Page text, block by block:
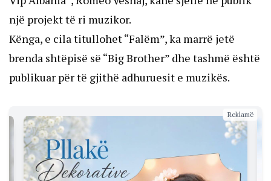
një projekt të ri muzikor.
Kënga, e cila titullohet “Falëm”, ka marrë jetë
brenda shtëpisë së “Big Brother” dhe tashmë është
publikuar për të gjithë adhuruesit e muzikës.
Reklamë